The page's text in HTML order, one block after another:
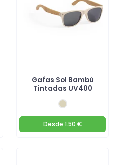
Gafas Sol Bambú
Tintadas UV400
Desde 1.50 €